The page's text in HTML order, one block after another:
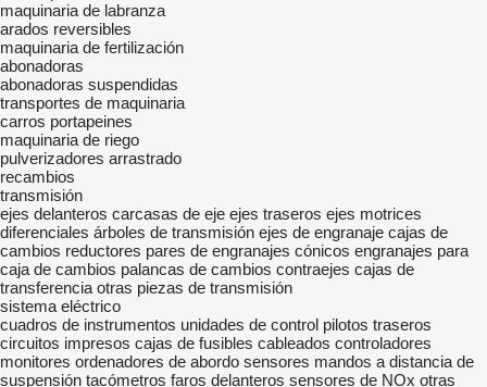
maquinaria de labranza
arados reversibles
maquinaria de fertilización
abonadoras
abonadoras suspendidas
transportes de maquinaria
carros portapeines
maquinaria de riego
pulverizadores arrastrado
recambios
transmisión
ejes delanteros carcasas de eje ejes traseros ejes motrices
diferenciales árboles de transmisión ejes de engranaje cajas de
cambios reductores pares de engranajes cónicos engranajes para
caja de cambios palancas de cambios contraejes cajas de
transferencia otras piezas de transmisión
sistema eléctrico
cuadros de instrumentos unidades de control pilotos traseros
circuitos impresos cajas de fusibles cableados controladores
monitores ordenadores de abordo sensores mandos a distancia de
suspensión tacómetros faros delanteros sensores de NOx otras